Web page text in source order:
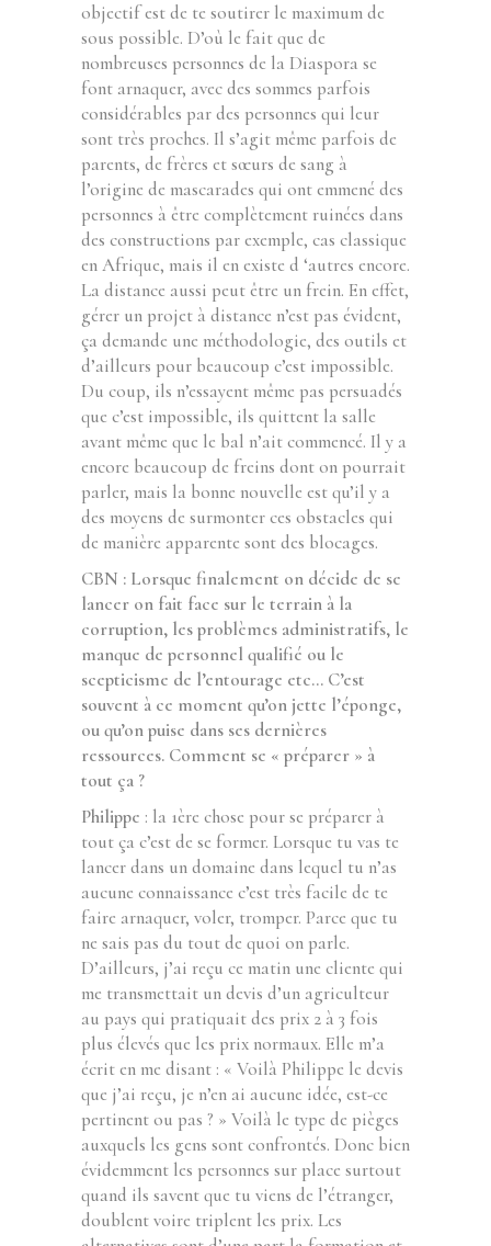
objectif est de te soutirer le maximum de
sous possible. D’où le fait que de
nombreuses personnes de la Diaspora se
font arnaquer, avec des sommes parfois
considérables par des personnes qui leur
sont très proches. Il s’agit même parfois de
parents, de frères et sœurs de sang à
l’origine de mascarades qui ont emmené des
personnes à être complètement ruinées dans
des constructions par exemple, cas classique
en Afrique, mais il en existe d ‘autres encore.
La distance aussi peut être un frein. En effet,
gérer un projet à distance n’est pas évident,
ça demande une méthodologie, des outils et
d’ailleurs pour beaucoup c’est impossible.
Du coup, ils n’essayent même pas persuadés
que c’est impossible, ils quittent la salle
avant même que le bal n’ait commencé. Il y a
encore beaucoup de freins dont on pourrait
parler, mais la bonne nouvelle est qu’il y a
des moyens de surmonter ces obstacles qui
de manière apparente sont des blocages.
CBN : Lorsque finalement on décide de se
lancer on fait face sur le terrain à la
corruption, les problèmes administratifs, le
manque de personnel qualifié ou le
scepticisme de l’entourage etc… C’est
souvent à ce moment qu’on jette l’éponge,
ou qu’on puise dans ses dernières
ressources. Comment se « préparer » à
tout ça ?
Philippe : la 1ère chose pour se préparer à
tout ça c’est de se former. Lorsque tu vas te
lancer dans un domaine dans lequel tu n’as
aucune connaissance c’est très facile de te
faire arnaquer, voler, tromper. Parce que tu
ne sais pas du tout de quoi on parle.
D’ailleurs, j’ai reçu ce matin une cliente qui
me transmettait un devis d’un agriculteur
au pays qui pratiquait des prix 2 à 3 fois
plus élevés que les prix normaux. Elle m’a
écrit en me disant : « Voilà Philippe le devis
que j’ai reçu, je n’en ai aucune idée, est-ce
pertinent ou pas ? » Voilà le type de pièges
auxquels les gens sont confrontés. Donc bien
évidemment les personnes sur place surtout
quand ils savent que tu viens de l’étranger,
doublent voire triplent les prix. Les